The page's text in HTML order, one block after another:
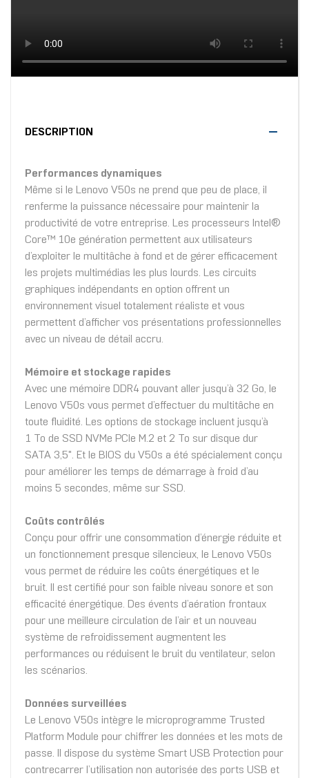
DESCRIPTION
Performances dynamiques
Même si le Lenovo V50s ne prend que peu de place, il
renferme la puissance nécessaire pour maintenir la
productivité de votre entreprise. Les processeurs Intel®
Core™ 10e génération permettent aux utilisateurs
d’exploiter le multitâche à fond et de gérer efficacement
les projets multimédias les plus lourds. Les circuits
graphiques indépendants en option offrent un
environnement visuel totalement réaliste et vous
permettent d’afficher vos présentations professionnelles
avec un niveau de détail accru.
Mémoire et stockage rapides
Avec une mémoire DDR4 pouvant aller jusqu’à 32 Go, le
Lenovo V50s vous permet d’effectuer du multitâche en
toute fluidité. Les options de stockage incluent jusqu’à
1 To de SSD NVMe PCIe M.2 et 2 To sur disque dur
SATA 3,5". Et le BIOS du V50s a été spécialement conçu
pour améliorer les temps de démarrage à froid d’au
moins 5 secondes, même sur SSD.
Coûts contrôlés
Conçu pour offrir une consommation d’énergie réduite et
un fonctionnement presque silencieux, le Lenovo V50s
vous permet de réduire les coûts énergétiques et le
bruit. Il est certifié pour son faible niveau sonore et son
efficacité énergétique. Des évents d’aération frontaux
pour une meilleure circulation de l’air et un nouveau
système de refroidissement augmentent les
performances ou réduisent le bruit du ventilateur, selon
les scénarios.
Données surveillées
Le Lenovo V50s intègre le microprogramme Trusted
Platform Module pour chiffrer les données et les mots de
passe. Il dispose du système Smart USB Protection pour
contrecarrer l’utilisation non autorisée des ports USB et